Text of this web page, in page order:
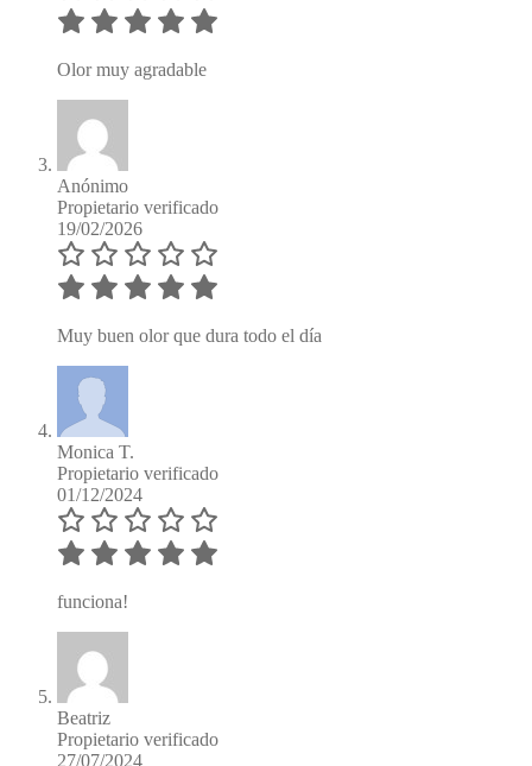
Olor muy agradable
Anónimo
Propietario verificado
19/02/2026
Muy buen olor que dura todo el día
Monica T.
Propietario verificado
01/12/2024
funciona!
Beatriz
Propietario verificado
27/07/2024